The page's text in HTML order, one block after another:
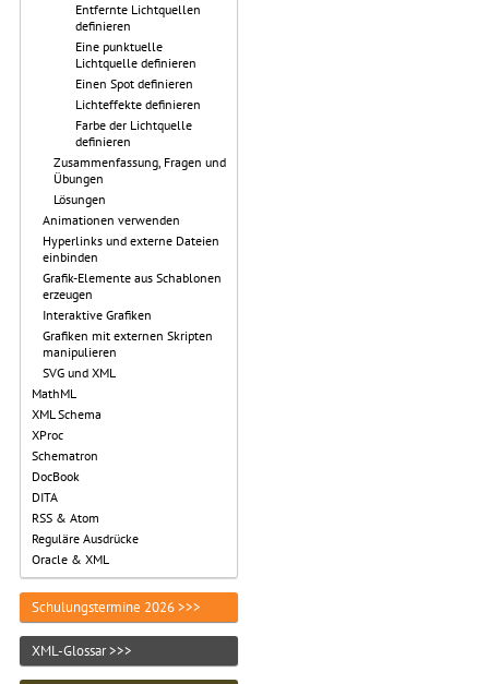
Entfernte Lichtquellen
definieren
Eine punktuelle
Lichtquelle definieren
Einen Spot definieren
Lichteffekte definieren
Farbe der Lichtquelle
definieren
Zusammenfassung, Fragen und
Übungen
Lösungen
Animationen verwenden
Hyperlinks und externe Dateien
einbinden
Grafik-Elemente aus Schablonen
erzeugen
Interaktive Grafiken
Grafiken mit externen Skripten
manipulieren
SVG und XML
MathML
XML Schema
XProc
Schematron
DocBook
DITA
RSS & Atom
Reguläre Ausdrücke
Oracle & XML
Schulungstermine 2026 >>>
XML-Glossar >>>